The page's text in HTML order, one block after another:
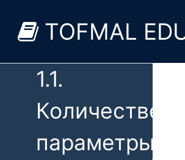
TOFMAL
часть
1.1.
параметры